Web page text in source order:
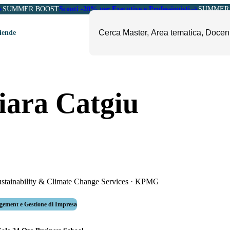
SUMMER BOOSTSconti -20% per Executive e Professionisti
e Soft Skills
Amministrazione
Ambiente
Fashion e Luxury
Il Sole 24 ORE Professionale
Catgiu
& Climate Change Services · KPMG
e Gestione di Impresa